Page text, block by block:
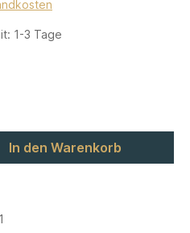
1-3 Tage
In den Warenkorb